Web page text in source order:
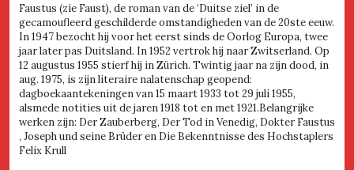
Faustus (zie Faust), de roman van de ‘Duitse ziel’ in de
gecamoufleerd geschilderde omstandigheden van de 20ste eeuw.
In 1947 bezocht hij voor het eerst sinds de Oorlog Europa, twee
jaar later pas Duitsland. In 1952 vertrok hij naar Zwitserland. Op
12 augustus 1955 stierf hij in Zürich. Twintig jaar na zijn dood, in
aug. 1975, is zijn literaire nalatenschap geopend:
dagboekaantekeningen van 15 maart 1933 tot 29 juli 1955,
alsmede notities uit de jaren 1918 tot en met 1921.Belangrijke
werken zijn: Der Zauberberg, Der Tod in Venedig, Dokter Faustus
, Joseph und seine Brüder en Die Bekenntnisse des Hochstaplers
Felix Krull